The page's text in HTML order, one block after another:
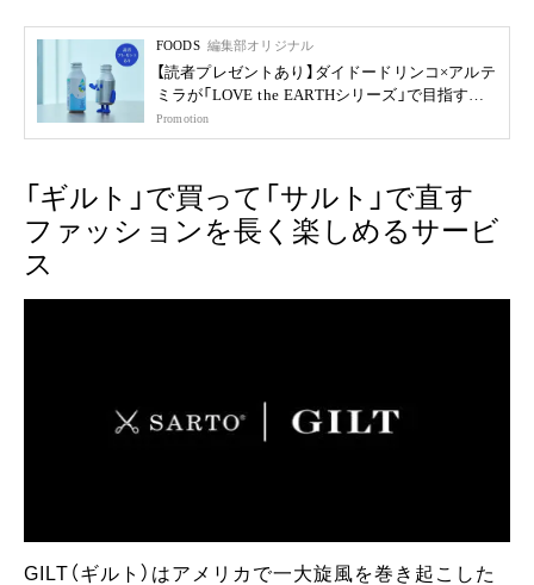
FOODS 編集部オリジナル
【読者プレゼントあり】ダイドードリンコ×アルテ
ミラが「LOVE the EARTHシリーズ」で目指す未
来
Promotion
「ギルト」で買って「サルト」で直す
ファッションを長く楽しめるサービ
ス
GILT（ギルト）はアメリカで一大旋風を巻き起こした